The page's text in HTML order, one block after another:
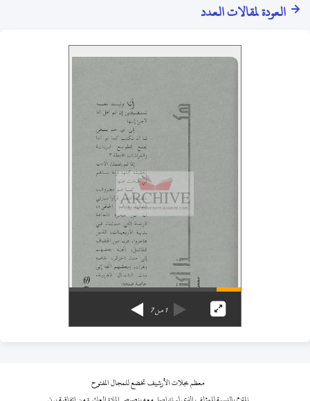
العودة لمقالات العدد
1من7
معظم مجلات الأرشيف تخضع للمجال المفتوح